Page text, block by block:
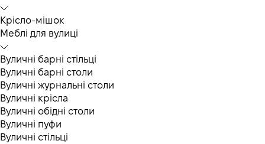
Крісло-мішок
Меблі для вулиці
Вуличні барні стільці
Вуличні барні столи
Вуличні журнальні столи
Вуличні крісла
Вуличні обідні столи
Вуличні пуфи
Вуличні стільці